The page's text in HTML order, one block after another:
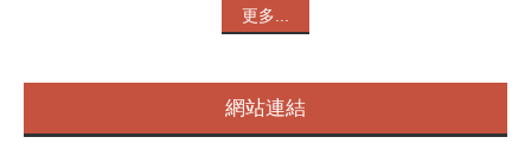
更多...
網站連結